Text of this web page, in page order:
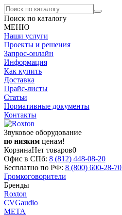
Поиск по каталогу
МЕНЮ
Наши услуги
Проекты и решения
Запрос-онлайн
Информация
Как купить
Доставка
Прайс-листы
Статьи
Нормативные документы
Контакты
Звуковое оборудование
по низким ценам!
КорзинаНет товаров0
Офис в СПб: 8 (812) 448-08-20
Бесплатно по РФ: 8 (800) 600-28-70
Громкоговорители
Бренды
Roxton
CVGaudio
МЕТА